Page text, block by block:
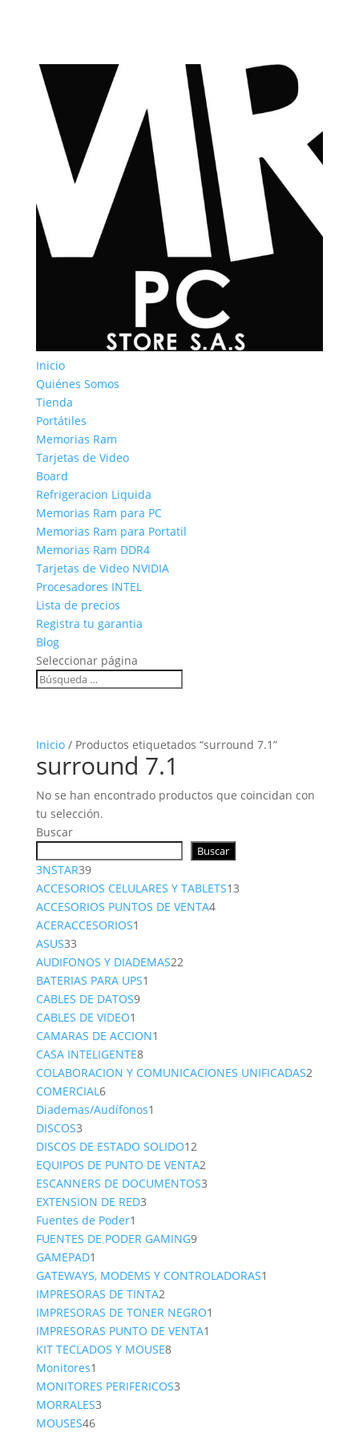
Inicio
Quiénes Somos
Tienda
Portátiles
Memorias Ram
Tarjetas de Video
Board
Refrigeracion Liquida
Memorias Ram para PC
Memorias Ram para Portatil
Memorias Ram DDR4
Tarjetas de Video NVIDIA
Procesadores INTEL
Lista de precios
Registra tu garantia
Blog
Seleccionar página
Inicio/ Productos etiquetados “surround 7.1”
surround 7.1
No se han encontrado productos que coincidan con
tu selección.
Buscar
Buscar
3NSTAR3939
productos
ACCESORIOS CELULARES Y TABLETS1313
ACCESORIOS PUNTOS DE VENTA44
ACERACCESORIOS1
ASUS3333
productos
AUDIFONOS Y DIADEMAS2222
BATERIAS PARA UPS1
CABLES DE DATOS99
CABLES DE VIDEO1
producto
CAMARAS DE ACCION1
CASA INTELIGENTE88
productos
COLABORACION Y COMUNICACIONES UNIFICADAS22
COMERCIAL66
productos
Diademas/Audífonos1
DISCOS33
productos
DISCOS DE ESTADO SOLIDO1212
productos
EQUIPOS DE PUNTO DE VENTA22
productos
ESCANNERS DE DOCUMENTOS33
EXTENSION DE RED33
Fuentes de Poder1
producto
FUENTES DE PODER GAMING99
GAMEPAD1
producto
GATEWAYS, MODEMS Y CONTROLADORAS1
IMPRESORAS DE TINTA22
productos
IMPRESORAS DE TONER NEGRO1
IMPRESORAS PUNTO DE VENTA1
KIT TECLADOS Y MOUSE88
Monitores1
producto
MONITORES PERIFERICOS33
MORRALES33
MOUSES4646